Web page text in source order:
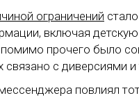
ограничений
включая
прочего было
связано с диверсиями и
повлиял